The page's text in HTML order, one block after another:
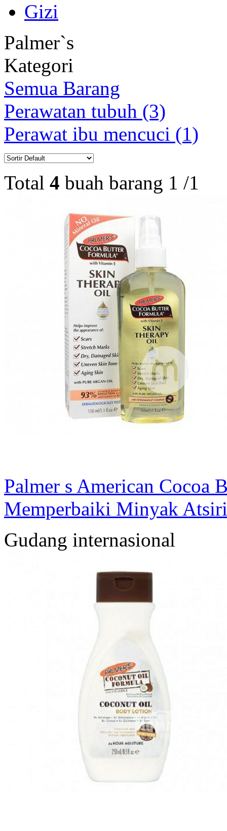
Gizi
Palmer`s
Kategori
Semua Barang
Perawatan tubuh (3)
Perawat ibu mencuci (1)
Total 4 buah barang 1 /1
Palmer s American Cocoa
Memperbaiki Minyak
Gudang internasional